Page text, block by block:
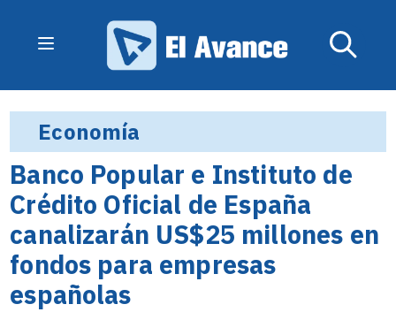
Economía
Banco Popular e Instituto de
Crédito Oficial de España
canalizarán US$25 millones en
fondos para empresas
españolas